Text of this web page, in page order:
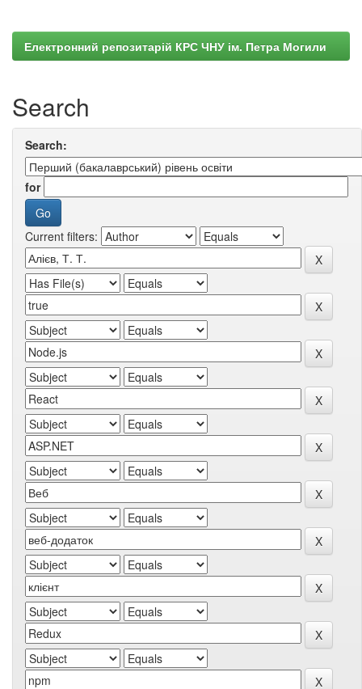
Електронний репозитарій КРС ЧНУ ім. Петра Могили
Search
Search:
for
Current filters: